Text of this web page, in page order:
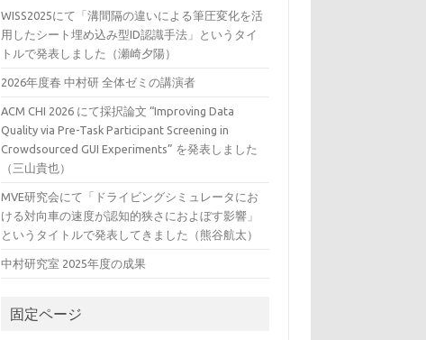
WISS2025にて「溝間隔の違いによる筆圧変化を活
用したシート埋め込み型ID認識手法」というタイ
トルで発表しました（瀬崎夕陽）
2026年度春 中村研 全体ゼミの講演者
ACM CHI 2026 にて採択論文 “Improving Data
Quality via Pre-Task Participant Screening in
Crowdsourced GUI Experiments” を発表しました
（三山貴也）
MVE研究会にて「ドライビングシミュレータにお
ける対向車の速度が認知的狭さにおよぼす影響」
というタイトルで発表してきました（熊谷航太）
中村研究室 2025年度の成果
固定ページ